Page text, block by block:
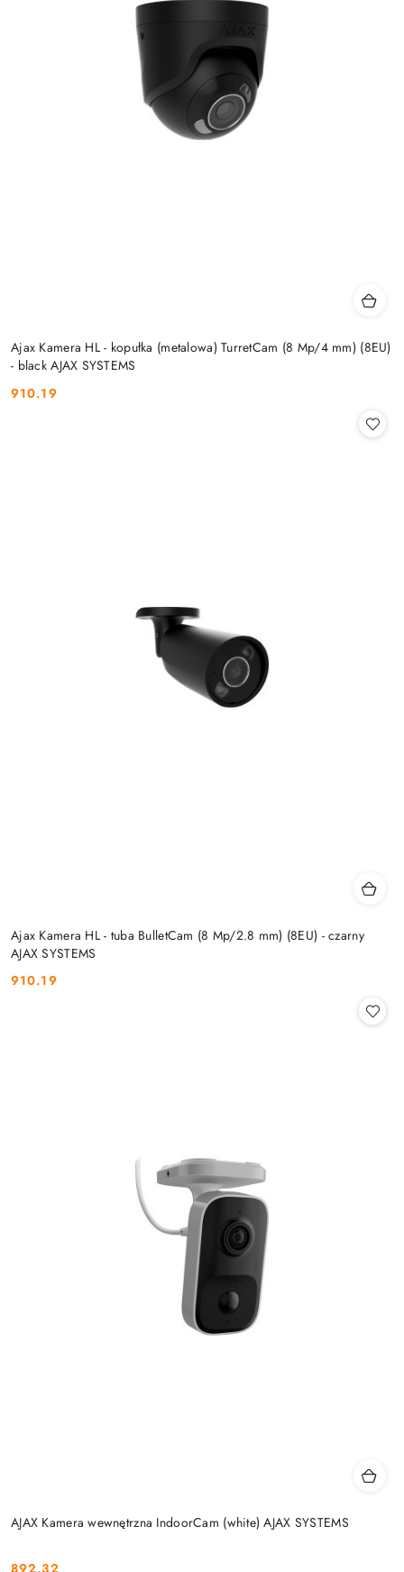
Ajax Kamera HL - kopułka (metalowa) TurretCam (8 Mp/4 mm) (8EU)
- black AJAX SYSTEMS
Cena:
910.19
Ajax Kamera HL - tuba BulletCam (8 Mp/2.8 mm) (8EU) - czarny
AJAX SYSTEMS
Cena:
910.19
AJAX Kamera wewnętrzna IndoorCam (white) AJAX SYSTEMS
892.32